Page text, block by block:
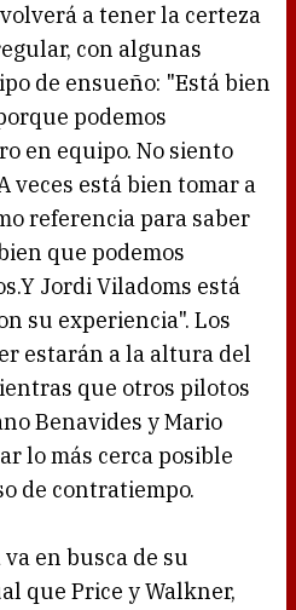
a tener la certeza
con algunas
de ensueño: "Está bien
podemos
en equipo. No siento
veces está bien tomar a
referencia para saber
que podemos
Jordi Viladoms está
su experiencia". Los
estarán a la altura del
que otros pilotos
Benavides y Mario
lo más cerca posible
de contratiempo.
en busca de su
que Price y Walkner,